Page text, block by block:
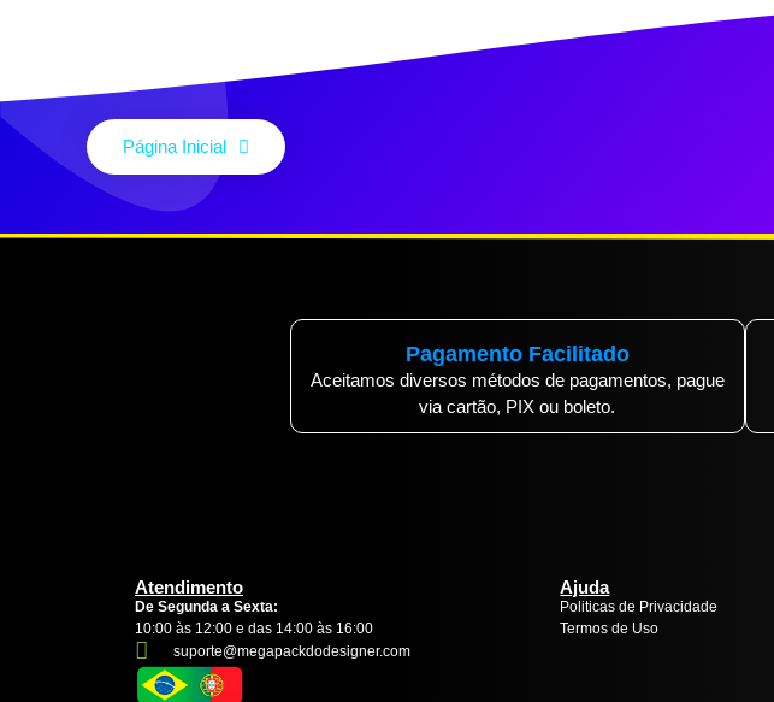
Página Inicial
Pagamento Facilitado
Aceitamos diversos métodos de pagamentos, pague
via cartão, PIX ou boleto.
Atendimento
De Segunda a Sexta:
10:00 às 12:00 e das 14:00 às 16:00
suporte@megapackdodesigner.com
Ajuda
Politicas de Privacidade
Termos de Uso